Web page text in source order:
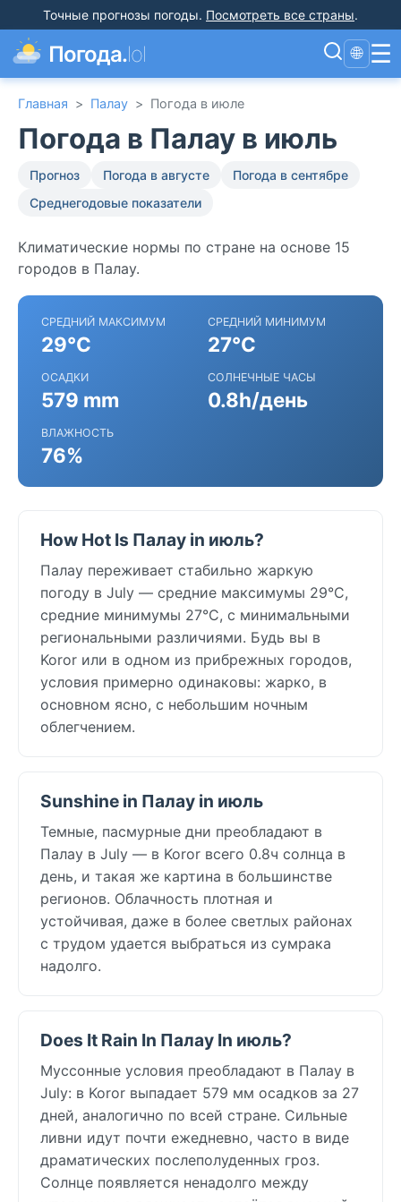
Точные прогнозы погоды. Посмотреть все страны.
Погода.lol 🌐 ☰
Главная > Палау > Погода в июле
Погода в Палау в июль
Прогноз Погода в августе
Погода в сентябре
Среднегодовые показатели
Климатические нормы по стране на основе 15
городов в Палау.
СРЕДНИЙ МАКСИМУМ
29°C
СРЕДНИЙ МИНИМУМ
27°C
ОСАДКИ
579 mm
СОЛНЕЧНЫЕ ЧАСЫ
0.8h/день
ВЛАЖНОСТЬ
76%
How Hot Is Палау in июль?
Палау переживает стабильно жаркую
погоду в July — средние максимумы 29°C,
средние минимумы 27°C, с минимальными
региональными различиями. Будь вы в
Koror или в одном из прибрежных городов,
условия примерно одинаковы: жарко, в
основном ясно, с небольшим ночным
облегчением.
Sunshine in Палау in июль
Темные, пасмурные дни преобладают в
Палау в July — в Koror всего 0.8ч солнца в
день, и такая же картина в большинстве
регионов. Облачность плотная и
устойчивая, даже в более светлых районах
с трудом удается выбраться из сумрака
надолго.
Does It Rain In Палау In июль?
Муссонные условия преобладают в Палау в
July: в Koror выпадает 579 мм осадков за 27
дней, аналогично по всей стране. Сильные
ливни идут почти ежедневно, часто в виде
драматических послеполуденных гроз.
Солнце появляется ненадолго между